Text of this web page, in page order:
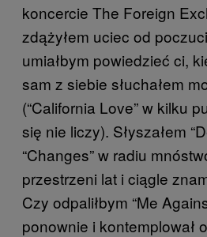
koncercie The Foreign
zdążyłem uciec od
umiałbym powiedzieć ci,
sam z siebie słuchałem
(“California Love” w kilku
się nie liczy). Słyszałem
“Changes” w radiu
przestrzeni lat i ciągle
Czy odpaliłbym “Me
ponownie i kontemplował